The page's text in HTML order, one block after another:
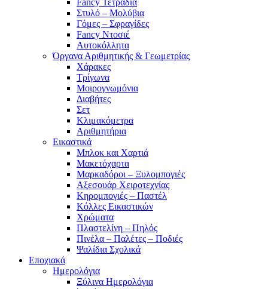
Στυλό – Μολύβια
Γόμες – Σφραγίδες
Fancy Ντοσιέ
Αυτοκόλλητα
Όργανα Αριθμητικής & Γεωμετρίας
Χάρακες
Τρίγωνα
Mοιρογνωμόνια
Διαβήτες
Σετ
Κλιμακόμετρα
Αριθμητήρια
Εικαστικά
Μπλοκ και Χαρτιά
Μακετόχαρτα
Μαρκαδόροι – Ξυλομπογιές
Αξεσουάρ Χειροτεχνίας
Κηρομπογιές – Παστέλ
Κόλλες Εικαστικών
Χρώματα
Πλαστελίνη – Πηλός
Πινέλα – Παλέτες – Ποδιές
Ψαλίδια Σχολικά
Εποχιακά
Ημερολόγια
Ξύλινα Ημερολόγια